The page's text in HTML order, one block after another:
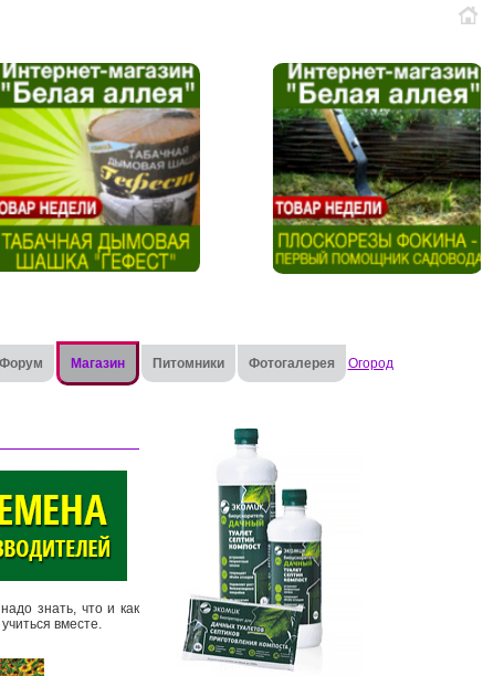
Форум Магазин Питомники Фотогалерея Огород
знать, что и как
вместе.